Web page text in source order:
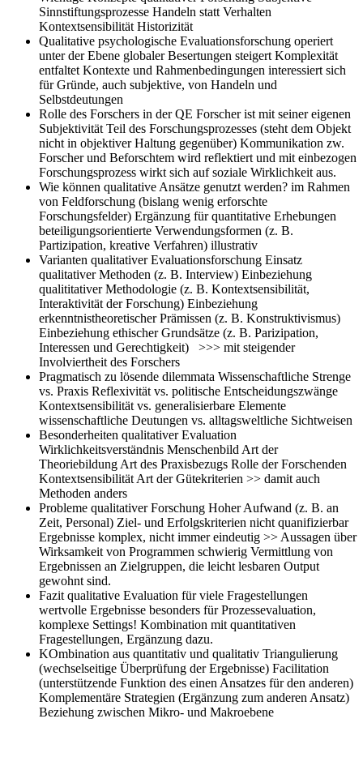
Sinnstiftungsprozesse Handeln statt Verhalten
Kontextsensibilität Historizität
Qualitative psychologische Evaluationsforschung operiert
unter der Ebene globaler Besertungen steigert Komplexität
entfaltet Kontexte und Rahmenbedingungen interessiert sich
für Gründe, auch subjektive, von Handeln und
Selbstdeutungen
Rolle des Forschers in der QE Forscher ist mit seiner eigenen
Subjektivität Teil des Forschungsprozesses (steht dem Objekt
nicht in objektiver Haltung gegenüber) Kommunikation zw.
Forscher und Beforschtem wird reflektiert und mit einbezogen
Forschungsprozess wirkt sich auf soziale Wirklichkeit aus.
Wie können qualitative Ansätze genutzt werden? im Rahmen
von Feldforschung (bislang wenig erforschte
Forschungsfelder) Ergänzung für quantitative Erhebungen
beteiligungsorientierte Verwendungsformen (z. B.
Partizipation, kreative Verfahren) illustrativ
Varianten qualitativer Evaluationsforschung Einsatz
qualitativer Methoden (z. B. Interview) Einbeziehung
qualititativer Methodologie (z. B. Kontextsensibilität,
Interaktivität der Forschung) Einbeziehung
erkenntnistheoretischer Prämissen (z. B. Konstruktivismus)
Einbeziehung ethischer Grundsätze (z. B. Parizipation,
Interessen und Gerechtigkeit) >>> mit steigender
Involviertheit des Forschers
Pragmatisch zu lösende dilemmata Wissenschaftliche Strenge
vs. Praxis Reflexivität vs. politische Entscheidungszwänge
Kontextsensibilität vs. generalisierbare Elemente
wissenschaftliche Deutungen vs. alltagsweltliche Sichtweisen
Besonderheiten qualitativer Evaluation
Wirklichkeitsverständnis Menschenbild Art der
Theoriebildung Art des Praxisbezugs Rolle der Forschenden
Kontextsensibilität Art der Gütekriterien >> damit auch
Methoden anders
Probleme qualitativer Forschung Hoher Aufwand (z. B. an
Zeit, Personal) Ziel- und Erfolgskriterien nicht quanifizierbar
Ergebnisse komplex, nicht immer eindeutig >> Aussagen über
Wirksamkeit von Programmen schwierig Vermittlung von
Ergebnissen an Zielgruppen, die leicht lesbaren Output
gewohnt sind.
Fazit qualitative Evaluation für viele Fragestellungen
wertvolle Ergebnisse besonders für Prozessevaluation,
komplexe Settings! Kombination mit quantitativen
Fragestellungen, Ergänzung dazu.
KOmbination aus quantitativ und qualitativ Triangulierung
(wechselseitige Überprüfung der Ergebnisse) Facilitation
(unterstützende Funktion des einen Ansatzes für den anderen)
Komplementäre Strategien (Ergänzung zum anderen Ansatz)
Beziehung zwischen Mikro- und Makroebene